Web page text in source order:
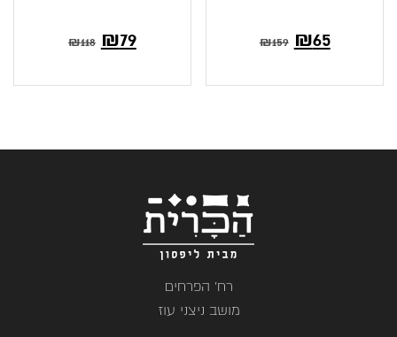
₪159 המחיר
₪65המחיר
₪118 ₪79
רח' הפרחים
מושב ניצני עוז